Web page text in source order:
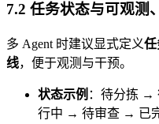
7.2 任务状态与可观测
多 Agent 时建议显式定义任
线，便于观测与干预。
状态示例 ：待分拣
行中 → 待审查 → 已